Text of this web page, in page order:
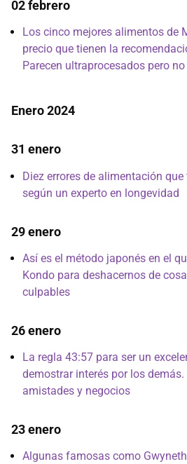
02 febrero
Los cinco mejores alimentos de
precio que tienen la
Parecen ultraprocesados pero
Enero 2024
31 enero
Diez errores de alimentación
según un experto en longevidad
29 enero
Así es el método japonés en el
Kondo para deshacernos de
culpables
26 enero
La regla 43:57 para ser un
demostrar interés por los
amistades y negocios
23 enero
Algunas famosas como